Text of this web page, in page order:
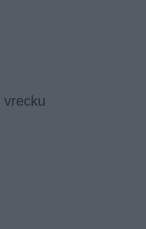
vrecku